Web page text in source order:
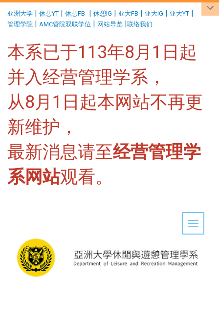
亚洲大学 | 休憩YT | 休憩FB | 休憩IG | 亚大FB | 亚大IG | 亚大YT |
管理学院 | AMC管院双联学位 | 网站导览 |联络我们
本系已于113年8月1日起
并入经营管理学系，
从8月1日起本网站不再更
新维护，
最新消息请至经营管理学
系网站观看。
Toggle